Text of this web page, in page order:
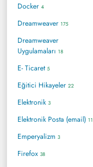
Docker 4
Dreamweaver 175
Dreamweaver
Uygulamaları 18
E- Ticaret 5
Eğitici Hikayeler 22
Elektronik 3
Elektronik Posta (email) 11
Emperyalizm 3
Firefox 38